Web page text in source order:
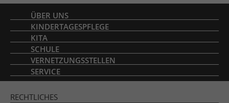
Inhaltsverzeichnis
ÜBER UNS
KINDERTAGESPFLEGE
KITA
SCHULE
VERNETZUNGSSTELLEN
SERVICE
RECHTLICHES